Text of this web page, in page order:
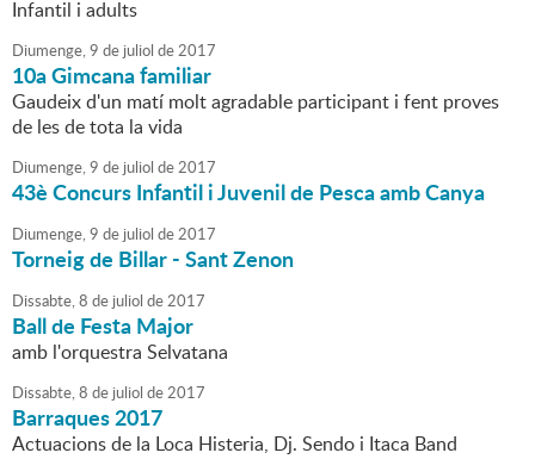
Infantil i adults
Diumenge,9 de juliol de2017
10a Gimcana familiar
Gaudeix d'un matí molt agradable participant i fent proves
de les de tota la vida
Diumenge,9 de juliol de2017
43è Concurs Infantil i Juvenil de Pesca amb Canya
Diumenge,9 de juliol de2017
Torneig de Billar - Sant Zenon
Dissabte,8 de juliol de2017
Ball de Festa Major
amb l'orquestra Selvatana
Dissabte,8 de juliol de2017
Barraques 2017
Actuacions de la Loca Histeria, Dj. Sendo i Itaca Band